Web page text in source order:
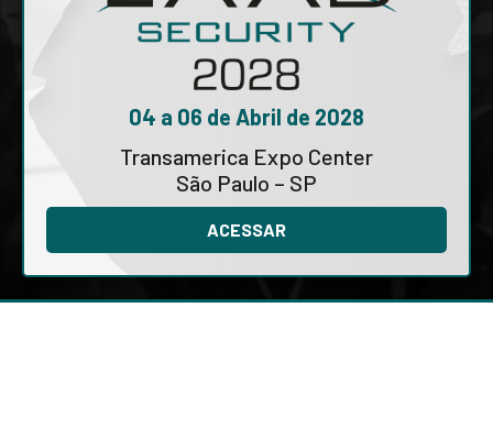
04 a 06 de Abril de 2028
Transamerica Expo Center
São Paulo – SP
ACESSAR